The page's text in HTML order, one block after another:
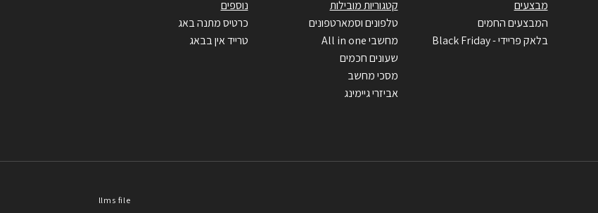
מבצעים
המבצעים החמים
בלאק פריידי - Black Friday
קטגוריות מובילות
טלפונים וסמארטפונים
מחשבי All in one
שעונים חכמים
מסכי מחשב
אביזרי גיימינג
נוספים
כרטיס מתנה באג
טרייד אין בבאג
llms file